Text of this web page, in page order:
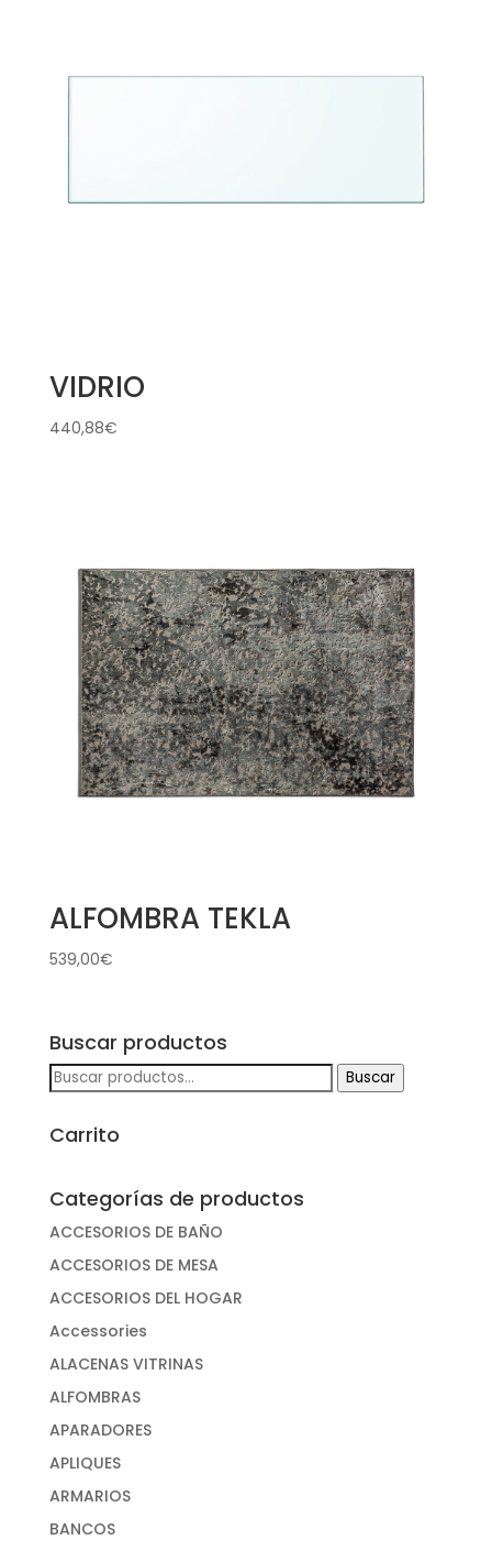
VIDRIO
440,88€
ALFOMBRA TEKLA
539,00€
Buscar productos
Buscar
Buscar
Carrito
Categorías de productos
ACCESORIOS DE BAÑO
ACCESORIOS DE MESA
ACCESORIOS DEL HOGAR
Accessories
ALACENAS VITRINAS
ALFOMBRAS
APARADORES
APLIQUES
ARMARIOS
BANCOS